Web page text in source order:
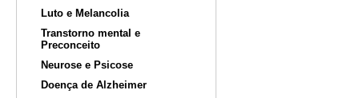
Luto e Melancolia
Transtorno mental e
Preconceito
Neurose e Psicose
Doença de Alzheimer